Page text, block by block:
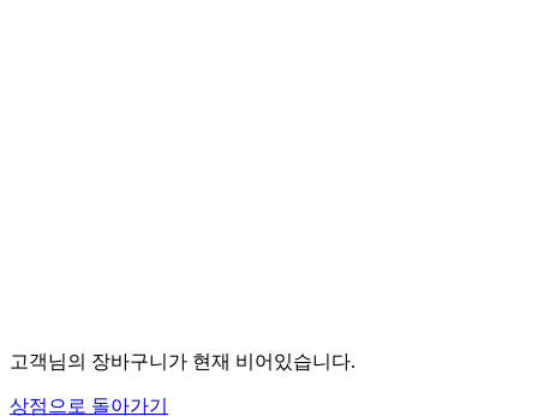
고객님의 장바구니가 현재 비어있습니다.
상점으로 돌아가기